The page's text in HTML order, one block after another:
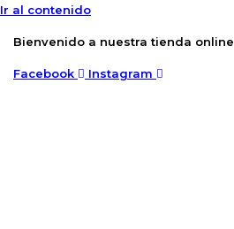
Ir al contenido
Bienvenido a nuestra tienda online
Facebook Instagram